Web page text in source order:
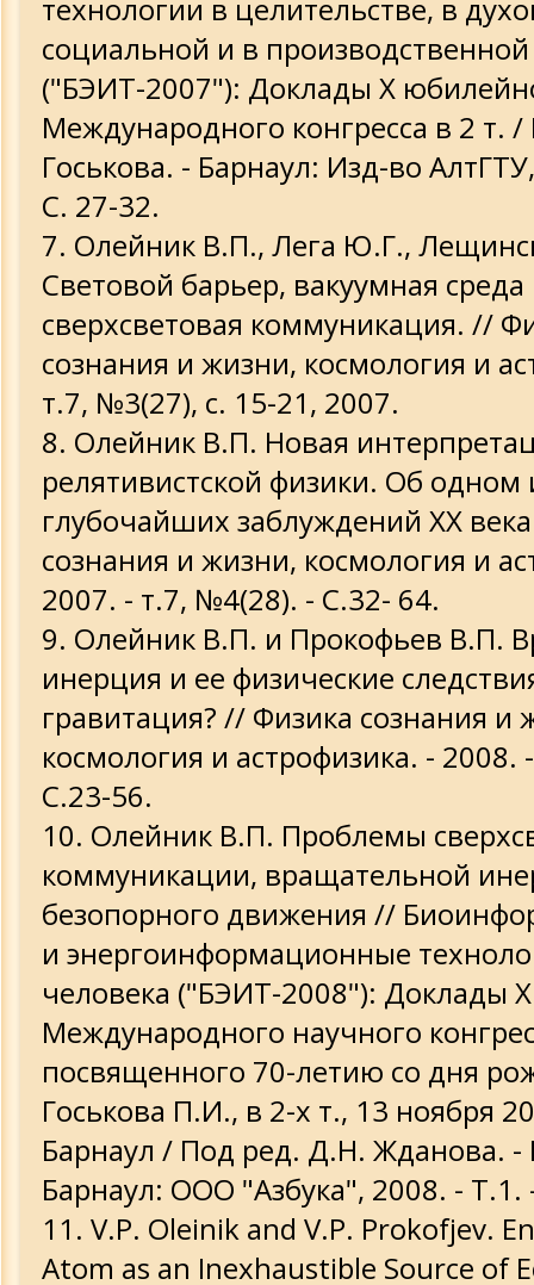
технологии в целительстве, в
социальной и в
("БЭИТ-2007"): Доклады Х
Международного конгресса в 2 т.
Госькова. - Барнаул: Изд-во
С. 27-32.
Олейник В.П., Лега Ю.Г.,
Световой барьер, вакуумная среда
сверхсветовая коммуникация. //
сознания и жизни, космология и
т.7, №3(27), с. 15-21, 2007.
Олейник В.П. Новая
релятивистской физики. Об одном
глубочайших заблуждений ХХ
сознания и жизни, космология и
2007. - т.7, №4(28). - С.32- 64.
Олейник В.П. и Прокофьев В.П.
инерция и ее физические
гравитация? // Физика сознания и
космология и астрофизика. -
С.23-56.
Олейник В.П. Проблемы
коммуникации, вращательной
безопорного движения //
и энергоинформационные
человека ("БЭИТ-2008"): Доклады
Международного научного
посвященного 70-летию со дня
Госькова П.И., в 2-х т., 13 ноября
Барнаул / Под ред. Д.Н. Жданова. -
Барнаул: ООО "Азбука", 2008. - Т.1.
V.P. Oleinik and V.P. Prokofjev.
Atom as an Inexhaustible Source of